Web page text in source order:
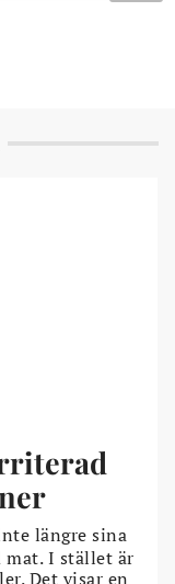
längre sina
mat. I stället är
Det visar en